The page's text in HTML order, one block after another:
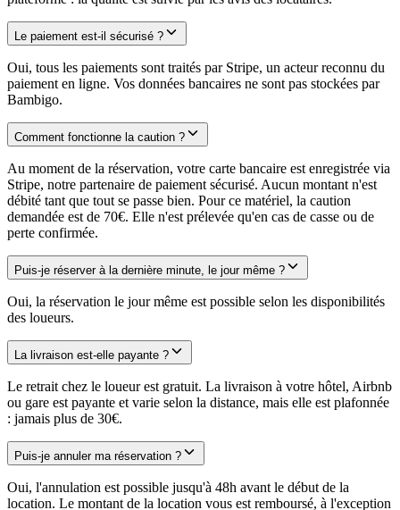
Le paiement est-il sécurisé ?
Oui, tous les paiements sont traités par Stripe, un acteur reconnu du
paiement en ligne. Vos données bancaires ne sont pas stockées par
Bambigo.
Comment fonctionne la caution ?
Au moment de la réservation, votre carte bancaire est enregistrée via
Stripe, notre partenaire de paiement sécurisé. Aucun montant n'est
débité tant que tout se passe bien. Pour ce matériel, la caution
demandée est de 70€. Elle n'est prélevée qu'en cas de casse ou de
perte confirmée.
Puis-je réserver à la dernière minute, le jour même ?
Oui, la réservation le jour même est possible selon les disponibilités
des loueurs.
La livraison est-elle payante ?
Le retrait chez le loueur est gratuit. La livraison à votre hôtel, Airbnb
ou gare est payante et varie selon la distance, mais elle est plafonnée
: jamais plus de 30€.
Puis-je annuler ma réservation ?
Oui, l'annulation est possible jusqu'à 48h avant le début de la
location. Le montant de la location vous est remboursé, à l'exception